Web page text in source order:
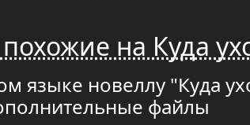
на Куда
языке новеллу "Куда
файлы